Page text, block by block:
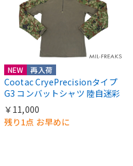
NEW 再入荷
Cootac CryePrecisionタイプ
G3 コンバットシャツ 陸自迷彩
￥11,000
残り1点 お早めに